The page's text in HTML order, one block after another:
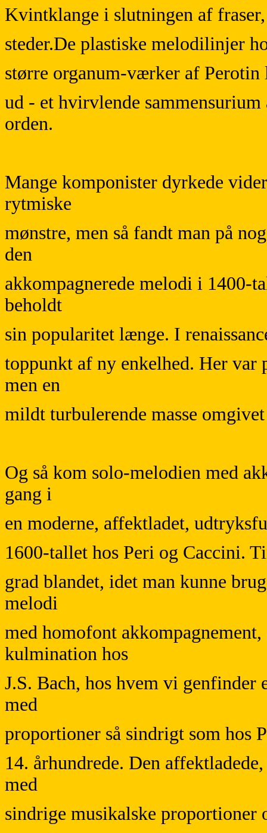
Kvintklange i slutningen af
steder.De plastiske melodilinjer
større organum-værker af
ud - et hvirvlende
orden.
Mange komponister dyrkede
rytmiske
mønstre, men så fandt man på
den
akkompagnerede melodi i 1400-
beholdt
sin popularitet længe. I
toppunkt af ny enkelhed. Her var
men en
mildt turbulerende masse
Og så kom solo-melodien med
gang i
en moderne, affektladet,
1600-tallet hos Peri og Caccini.
grad blandet, idet man kunne
melodi
med homofont
kulmination hos
J.S. Bach, hos hvem vi genfinder
med
proportioner så sindrigt som hos
14. århundrede. Den
med
sindrige musikalske proportioner